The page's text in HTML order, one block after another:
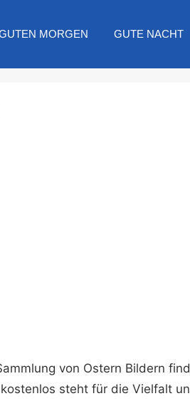
MORGEN GUTE NACHT
von Ostern Bildern
steht für die Vielfalt